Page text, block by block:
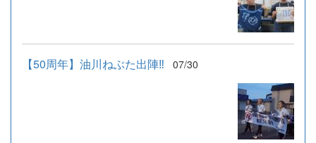
【50周年】油川ねぶた出陣‼ 07/30